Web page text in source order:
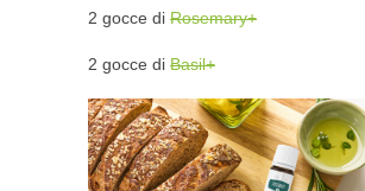
2 gocce di Rosemary+
2 gocce di Basil+